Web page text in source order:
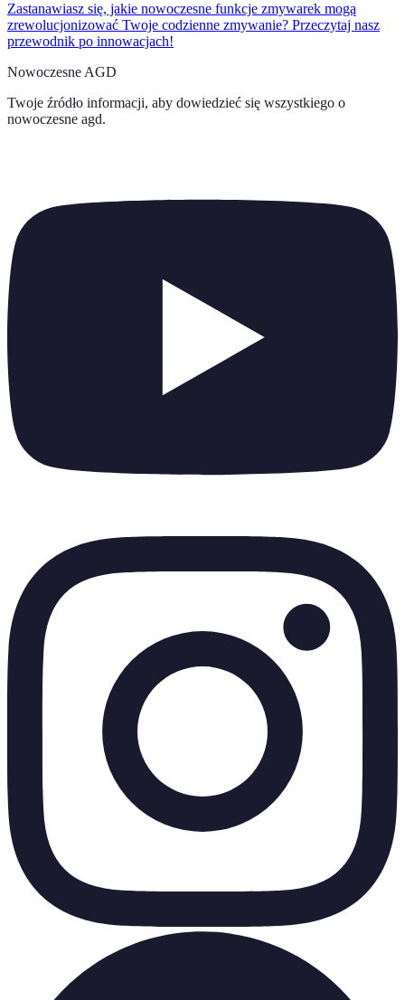
Zastanawiasz się, jakie nowoczesne funkcje zmywarek mogą
zrewolucjonizować Twoje codzienne zmywanie? Przeczytaj nasz
przewodnik po innowacjach!
Nowoczesne AGD
Twoje źródło informacji, aby dowiedzieć się wszystkiego o
nowoczesne agd.